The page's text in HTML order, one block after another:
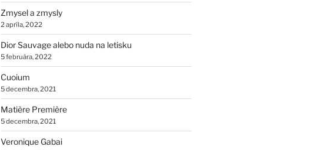
Zmysel a zmysly
2 apríla, 2022
Dior Sauvage alebo nuda na letisku
5 februára, 2022
Cuoium
5 decembra, 2021
Matière Première
5 decembra, 2021
Veronique Gabai